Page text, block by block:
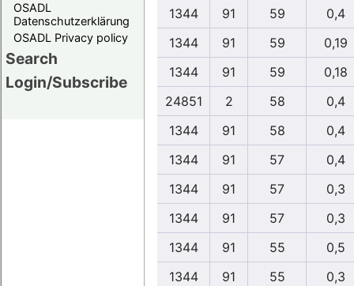
OSADL
Datenschutzerklärung
OSADL Privacy policy
Search
Login/Subscribe
1344
91 59
0,4
1344
91 59
0,19
1344
91 59
0,18
24851
2 58
0,4
1344
91 58
0,4
1344
91 57
0,4
1344
91 57
0,3
1344
91 57
0,3
1344
91 55
0,5
1344
91 55
0,3